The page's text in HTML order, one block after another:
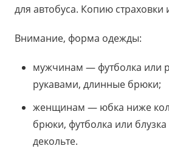
для автобуса. Копию страховки
Внимание, форма одежды:
мужчинам — футболка или
рукавами, длинные брюки;
женщинам — юбка ниже
брюки, футболка или
декольте.